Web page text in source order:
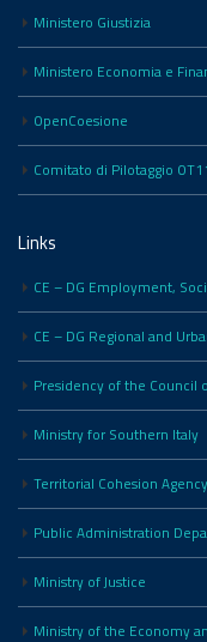
Ministero Giustizia
Ministero Economia e
OpenCoesione
Comitato di Pilotaggio
Links
CE – DG Employment,
CE – DG Regional and
Presidency of the Council
Ministry for Southern Italy
Territorial Cohesion Agency
Public Administration
Ministry of Justice
Ministry of the Economy